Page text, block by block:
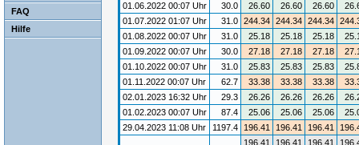
FAQ
Hilfe
01.06.2022 00:07 Uhr
30.0 26.60 26.60 26.60
01.07.2022 01:07 Uhr
31.0 244.34 244.34 244.34
01.08.2022 00:07 Uhr
31.0 25.18 25.18 25.18
01.09.2022 00:07 Uhr
30.0 27.18 27.18 27.18
01.10.2022 00:07 Uhr
31.0 25.83 25.83 25.83
01.11.2022 00:07 Uhr
62.7 33.38 33.38 33.38
02.01.2023 16:32 Uhr
29.3 26.26 26.26 26.26
01.02.2023 00:07 Uhr
87.4 25.06 25.06 25.06
29.04.2023 11:08 Uhr
1197.4 196.41 196.41 196.41
196.41
196.41 196.41